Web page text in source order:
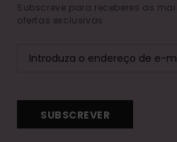
Subscreve para receberes as
ofertas exclusivas.
SUBSCREVER